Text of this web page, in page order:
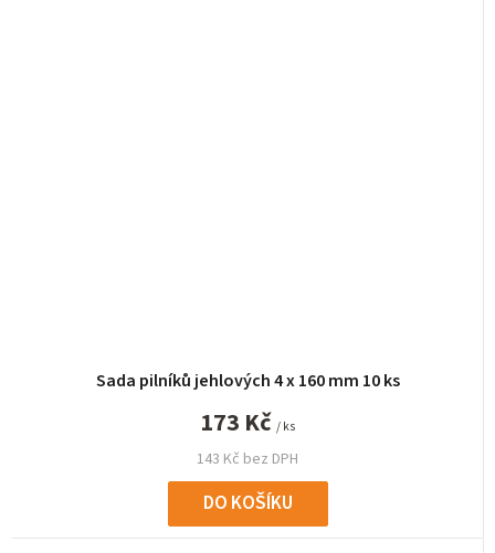
Sada pilníků jehlových 4 x 160 mm 10 ks
143 Kč bez DPH
173 Kč / ks
DO KOŠÍKU